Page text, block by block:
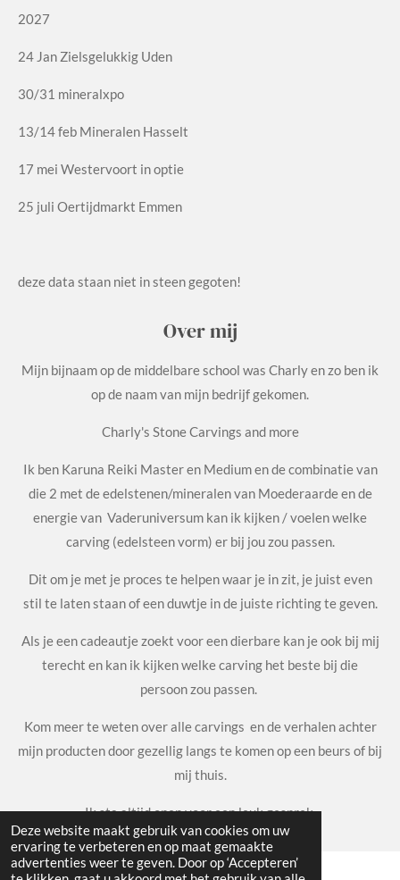
Deze website maakt gebruik van cookies om uw
ervaring te verbeteren en op maat gemaakte
advertenties weer te geven. Door op ‘Accepteren’
2027
24 Jan Zielsgelukkig Uden
30/31 mineralxpo
13/14 feb Mineralen Hasselt
17 mei Westervoort in optie
25 juli Oertijdmarkt Emmen
deze data staan niet in steen gegoten!
Over mij
Mijn bijnaam op de middelbare school was Charly en zo ben ik
op de naam van mijn bedrijf gekomen.
Charly's Stone Carvings and more
Ik ben Karuna Reiki Master en Medium en de combinatie van
die 2 met de edelstenen/mineralen van Moederaarde en de
energie van Vaderuniversum kan ik kijken / voelen welke
carving (edelsteen vorm) er bij jou zou passen.
Dit om je met je proces te helpen waar je in zit, je juist even
stil te laten staan of een duwtje in de juiste richting te geven.
Als je een cadeautje zoekt voor een dierbare kan je ook bij mij
terecht en kan ik kijken welke carving het beste bij die
persoon zou passen.
Kom meer te weten over alle carvings en de verhalen achter
mijn producten door gezellig langs te komen op een beurs of bij
mij thuis.
Ik sta altijd open voor een leuk gesprek.